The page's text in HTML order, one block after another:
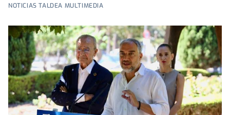
NOTICIAS TALDEA MULTIMEDIA